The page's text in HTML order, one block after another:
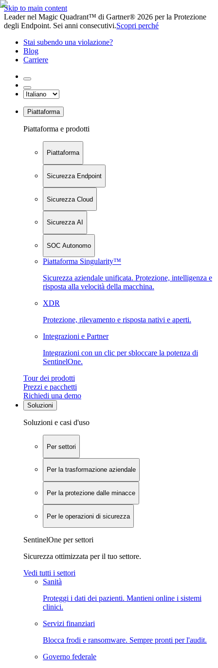
Skip to main content
Leader nel Magic Quadrant™ di Gartner® 2026 per la Protezione
degli Endpoint. Sei anni consecutivi.Scopri perché
Stai subendo una violazione?
Blog
Carriere
Piattaforma
Piattaforma e prodotti
Piattaforma
Sicurezza Endpoint
Sicurezza Cloud
Sicurezza AI
SOC Autonomo
Piattaforma Singularity™
Sicurezza aziendale unificata. Protezione, intelligenza e
risposta alla velocità della macchina.
XDR
Protezione, rilevamento e risposta nativi e aperti.
Integrazioni e Partner
Integrazioni con un clic per sbloccare la potenza di
SentinelOne.
Tour dei prodotti
Prezzi e pacchetti
Richiedi una demo
Soluzioni
Soluzioni e casi d'uso
Per settori
Per la trasformazione aziendale
Per la protezione dalle minacce
Per le operazioni di sicurezza
SentinelOne per settori
Sicurezza ottimizzata per il tuo settore.
Vedi tutti i settori
Sanità
Proteggi i dati dei pazienti. Mantieni online i sistemi
clinici.
Servizi finanziari
Blocca frodi e ransomware. Sempre pronti per l'audit.
Governo federale